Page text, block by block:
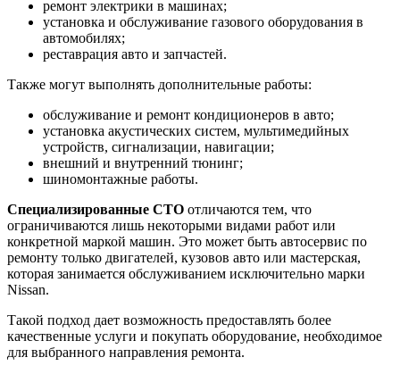
ремонт электрики в машинах;
установка и обслуживание газового оборудования в
автомобилях;
реставрация авто и запчастей.
Также могут выполнять дополнительные работы:
обслуживание и ремонт кондиционеров в авто;
установка акустических систем, мультимедийных
устройств, сигнализации, навигации;
внешний и внутренний тюнинг;
шиномонтажные работы.
Специализированные СТО отличаются тем, что
ограничиваются лишь некоторыми видами работ или
конкретной маркой машин. Это может быть автосервис по
ремонту только двигателей, кузовов авто или мастерская,
которая занимается обслуживанием исключительно марки
Nissan.
Такой подход дает возможность предоставлять более
качественные услуги и покупать оборудование, необходимое
для выбранного направления ремонта.